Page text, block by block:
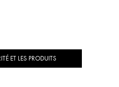
ET LES PRODUITS